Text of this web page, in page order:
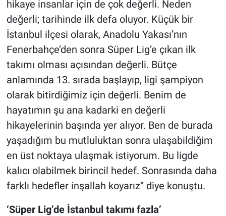
hikaye insanlar için de çok değerli. Neden
değerli; tarihinde ilk defa oluyor. Küçük bir
İstanbul ilçesi olarak, Anadolu Yakası’nın
Fenerbahçe’den sonra Süper Lig’e çıkan ilk
takımı olması açısından değerli. Bütçe
anlamında 13. sırada başlayıp, ligi şampiyon
olarak bitirdiğimiz için değerli. Benim de
hayatımın şu ana kadarki en değerli
hikayelerinin başında yer alıyor. Ben de burada
yaşadığım bu mutluluktan sonra ulaşabildiğim
en üst noktaya ulaşmak istiyorum. Bu ligde
kalıcı olabilmek birincil hedef. Sonrasında daha
farklı hedefler inşallah koyarız” diye konuştu.
‘Süper Lig’de İstanbul takımı fazla’